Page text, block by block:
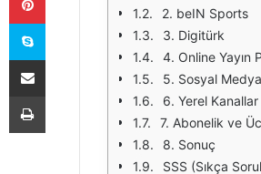
2. beIN Sports
3. Digitürk
4. Online Yayın
5. Sosyal
6. Yerel
7. Abonelik ve
8. Sonuç
SSS (Sıkça
Skype
E-Posta ile paylaş